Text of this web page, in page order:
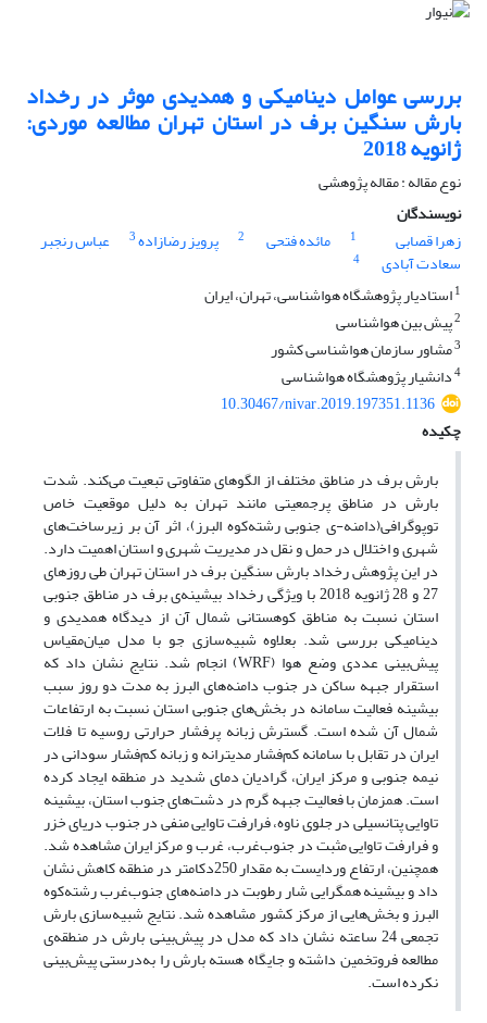
بررسی عوامل دینامیکی و همدیدی موثر در رخداد
بارش سنگین برف در استان تهران مطالعه موردی:
ژانویه 2018
نوع مقاله : مقاله پژوهشی
نویسندگان
زهرا قصابی
1 مائده فتحی 2 پرویز رضازاده3 عباس رنجبر
سعادت آبادی
4
1استادیار پژوهشگاه هواشناسی، تهران، ایران
2پیش بین هواشناسی
3مشاور سازمان هواشناسی کشور
4دانشیار پژوهشگاه هواشناسی
10.30467/nivar.2019.197351.1136
چکیده
بارش برف در مناطق مختلف از الگوهای متفاوتی تبعیت می‌کند. شدت
بارش در مناطق پرجمعیتی مانند تهران به دلیل موقعیت خاص
توپوگرافی(دامنه-ی جنوبی رشته‌کوه البرز)، اثر آن بر زیرساخت‌های
شهری و اختلال در حمل و نقل در مدیریت شهری و استان اهمیت دارد.
در این پژوهش رخداد بارش سنگین برف در استان تهران طی روزهای
27 و 28 ژانویه 2018 با ویژگی رخداد بیشینه‌ی برف در مناطق جنوبی
استان نسبت به مناطق کوهستانی شمال آن از دیدگاه همدیدی و
دینامیکی بررسی شد. بعلاوه شبیه‌سازی جو با مدل میان‌مقیاس
پیش‌بینی عددی وضع هوا (WRF) انجام شد. نتایج نشان داد که
استقرار جبهه ساکن در جنوب دامنه‌های البرز به مدت دو روز سبب
بیشینه فعالیت سامانه در بخش‌های جنوبی استان نسبت به ارتفاعات
شمال آن شده است. گسترش زبانه پرفشار حرارتی روسیه تا فلات
ایران در تقابل با سامانه کم‌فشار مدیترانه و زبانه کم‌فشار سودانی در
نیمه جنوبی و مرکز ایران، گرادیان دمای شدید در منطقه ایجاد کرده
است. همزمان با فعالیت جبهه گرم در دشت‌های جنوب استان، بیشینه
تاوایی پتانسیلی در جلوی ناوه، فرارفت تاوایی منفی در جنوب دریای خزر
و فرارفت تاوایی مثبت در جنوب‌غرب، غرب و مرکز ایران مشاهده شد.
همچنین، ارتفاع وردایست به مقدار 250دکامتر در منطقه کاهش نشان
داد و بیشینه همگرایی شار رطوبت در دامنه‌های جنوب‌غرب رشته‌کوه
البرز و بخش‌هایی از مرکز کشور مشاهده شد. نتایج شبیه‌سازی بارش
تجمعی 24 ساعته نشان داد که مدل در پیش‌بینی بارش در منطقه‌ی
مطالعه فروتخمین داشته و جایگاه هسته بارش را به‌درستی پیش‌بینی
نکرده است.